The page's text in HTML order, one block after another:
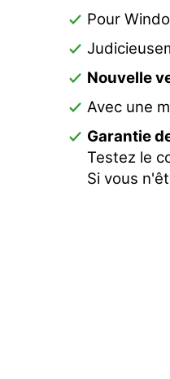
Pour
Nouvelle
Avec une
Garantie
Testez le
Si vous